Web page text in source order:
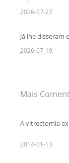
2026-07-27
Já lhe disseram
2026-07-19
Mais
A vitrectomia
2014-01-13